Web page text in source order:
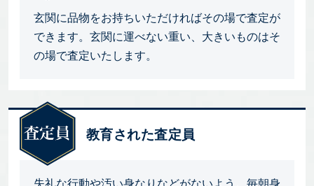
玄関に品物をお持ちいただければその場で査定が
できます。玄関に運べない重い、大きいものはそ
の場で査定いたします。
教育された査定員
失礼な行動や汚い身なりなどがないよう、毎朝身